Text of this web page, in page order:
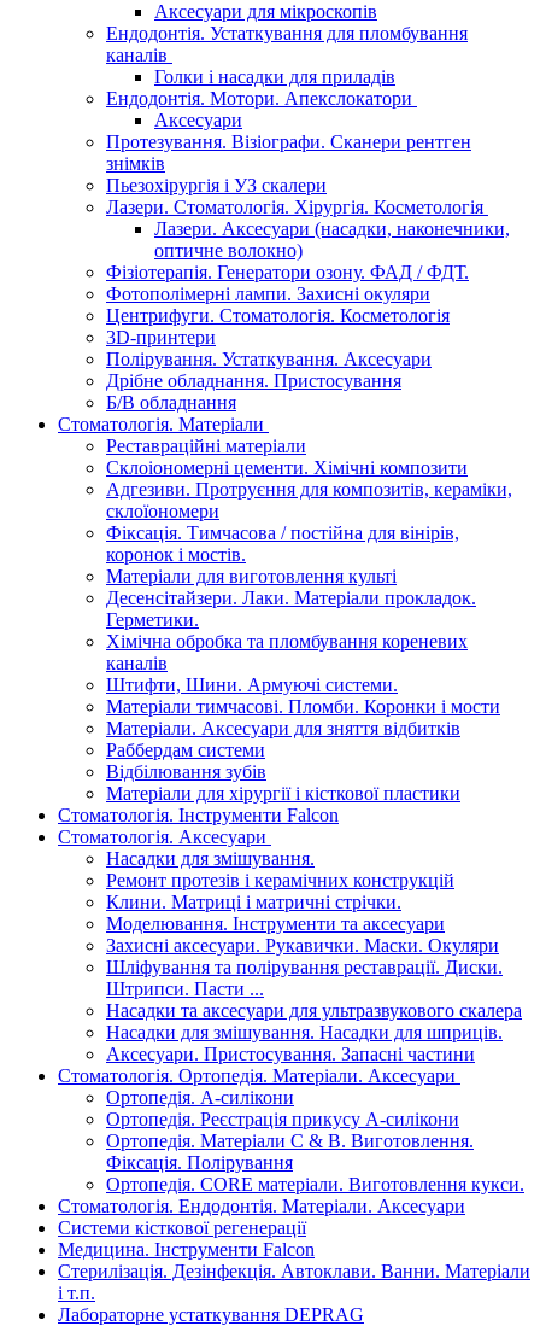
Аксесуари для мікроскопів
Ендодонтія. Устаткування для пломбування
каналів
Голки і насадки для приладів
Ендодонтія. Мотори. Апекслокатори
Аксесуари
Протезування. Візіографи. Сканери рентген
знімків
Пьезохірургія і УЗ cкалери
Лазери. Стоматологія. Хірургія. Косметологія
Лазери. Аксесуари (насадки, наконечники,
оптичне волокно)
Фізіотерапія. Генератори озону. ФАД / ФДТ.
Фотополімерні лампи. Захисні окуляри
Центрифуги. Стоматологія. Косметологія
3D-принтери
Полірування. Устаткування. Аксесуари
Дрібне обладнання. Пристосування
Б/В обладнання
Стоматологія. Матеріали
Реставраційні матеріали
Склоіономерні цементи. Хімічні композити
Адгезиви. Протруєння для композитів, кераміки,
склоїономери
Фіксація. Тимчасова / постійна для вінірів,
коронок і мостів.
Матеріали для виготовлення культі
Десенсітайзери. Лаки. Матеріали прокладок.
Герметики.
Хімічна обробка та пломбування кореневих
каналів
Штифти, Шини. Армуючі системи.
Матеріали тимчасові. Пломби. Коронки і мости
Матеріали. Аксесуари для зняття відбитків
Раббердам системи
Відбілювання зубів
Матеріали для хірургії і кісткової пластики
Стоматологія. Інструменти Falcon
Стоматологія. Аксесуари
Насадки для змішування.
Ремонт протезів і керамічних конструкцій
Клини. Матриці і матричні стрічки.
Моделювання. Інструменти та аксесуари
Захисні аксесуари. Рукавички. Маски. Окуляри
Шліфування та полірування реставрації. Диски.
Штрипси. Пасти ...
Насадки та аксесуари для ультразвукового скалера
Насадки для змішування. Насадки для шприців.
Аксесуари. Пристосування. Запасні частини
Стоматологія. Ортопедія. Матеріали. Аксесуари
Ортопедія. А-силікони
Ортопедія. Реєстрація прикусу А-силікони
Ортопедія. Матеріали C & B. Виготовлення.
Фіксація. Полірування
Ортопедія. CORE матеріали. Виготовлення кукси.
Стоматологія. Ендодонтія. Матеріали. Аксесуари
Системи кісткової регенерації
Медицина. Інструменти Falcon
Стерилізація. Дезінфекція. Автоклави. Ванни. Матеріали
і т.п.
Лабораторне устаткування DEPRAG